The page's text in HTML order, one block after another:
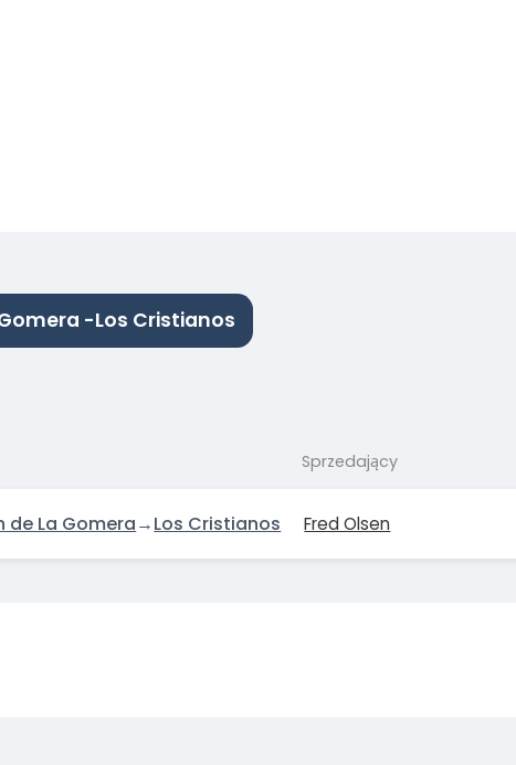
-Los Cristianos
Sprzedający
de La Gomera→Los Cristianos Fred Olsen